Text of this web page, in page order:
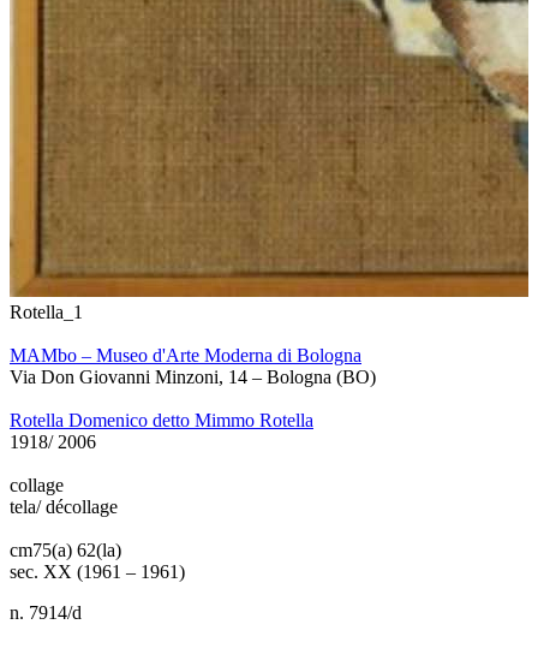
Rotella_1
MAMbo – Museo d'Arte Moderna di Bologna
Via Don Giovanni Minzoni, 14 – Bologna (BO)
Rotella Domenico detto Mimmo Rotella
1918/ 2006
collage
tela/ décollage
cm75(a) 62(la)
sec. XX (1961 – 1961)
n. 7914/d